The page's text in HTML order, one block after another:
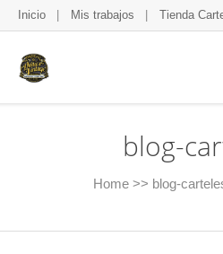
Inicio Mis trabajos Tienda
blog-
Home >> blog-